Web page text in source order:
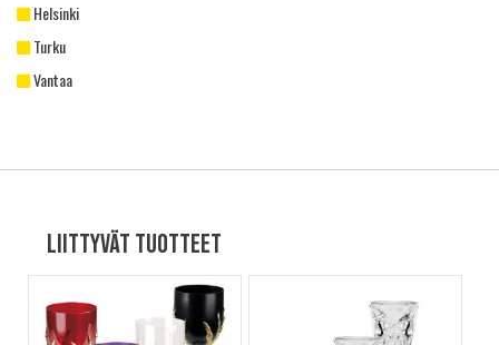
Helsinki
Turku
Vantaa
Liittyvät tuotteet